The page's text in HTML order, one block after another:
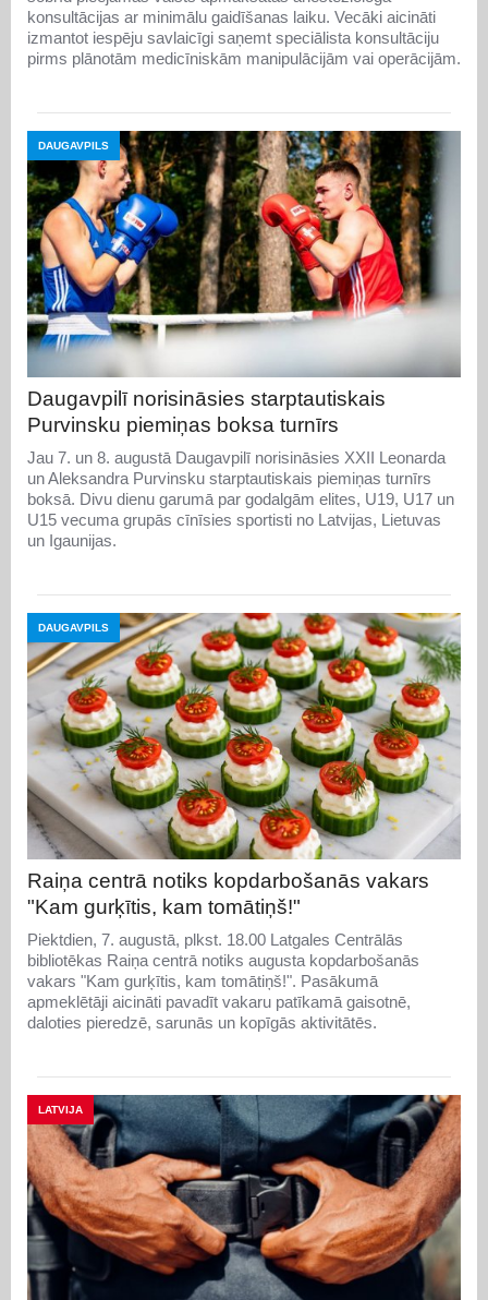
konsultācijas ar minimālu gaidīšanas laiku. Vecāki aicināti
izmantot iespēju savlaicīgi saņemt speciālista konsultāciju
pirms plānotām medicīniskām manipulācijām vai operācijām.
DAUGAVPILS
Daugavpilī norisināsies starptautiskais
Purvinsku piemiņas boksa turnīrs
Jau 7. un 8. augustā Daugavpilī norisināsies XXII Leonarda
un Aleksandra Purvinsku starptautiskais piemiņas turnīrs
boksā. Divu dienu garumā par godalgām elites, U19, U17 un
U15 vecuma grupās cīnīsies sportisti no Latvijas, Lietuvas
un Igaunijas.
DAUGAVPILS
Raiņa centrā notiks kopdarbošanās vakars
"Kam gurķītis, kam tomātiņš!"
Piektdien, 7. augustā, plkst. 18.00 Latgales Centrālās
bibliotēkas Raiņa centrā notiks augusta kopdarbošanās
vakars "Kam gurķītis, kam tomātiņš!". Pasākumā
apmeklētāji aicināti pavadīt vakaru patīkamā gaisotnē,
daloties pieredzē, sarunās un kopīgās aktivitātēs.
LATVIJA